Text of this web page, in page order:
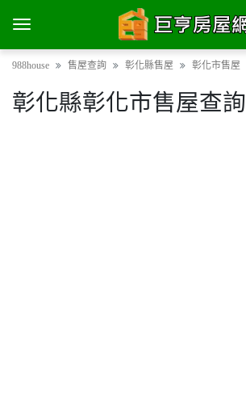
988house 售屋查詢 彰化縣售屋 彰化市售屋
彰化縣彰化市售屋查詢